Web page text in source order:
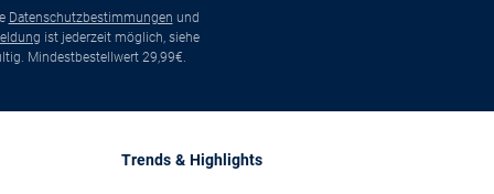
Datenschutzbestimmungen und
ist jederzeit möglich, siehe
Mindestbestellwert 29,99€.
Trends & Highlights